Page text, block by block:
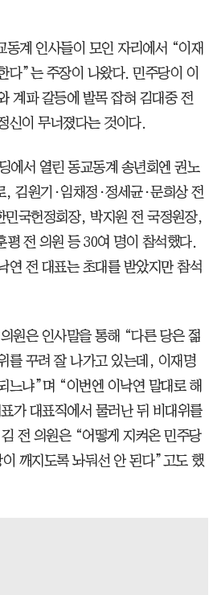
동계 인사들이 모인 자리에서 “이재
다”는 주장이 나왔다. 민주당이 이
계파 갈등에 발목 잡혀 김대중 전
신이 무너졌다는 것이다.
에서 열린 동교동계 송년회엔 권노
, 김원기·임채정·정세균·문희상 전
민국헌정회장, 박지원 전 국정원장,
전 의원 등 30여 명이 참석했다.
연 전 대표는 초대를 받았지만 참석
원은 인사말을 통해 “다른 당은 젊
를 꾸려 잘 나가고 있는데, 이재명
느냐”며 “이번엔 이낙연 말대로 해
가 대표직에서 물러난 뒤 비대위를
전 의원은 “어떻게 지켜온 민주당
깨지도록 놔둬선 안 된다”고도 했